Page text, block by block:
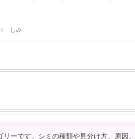
しみ
ーです。シミの種類や見分け方、原因